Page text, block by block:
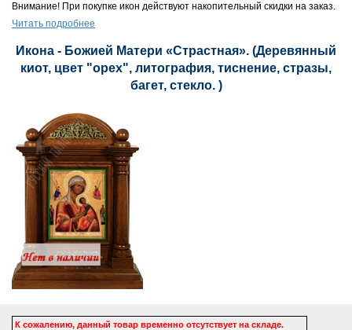
Внимание! При покупке икон действуют накопительный скидки на заказ.
Читать подробнее
Икона - Божией Матери «Страстная». (Деревянный
киот, цвет "орех", литография, тиснение, стразы,
багет, стекло. )
К сожалению, данный товар временно отсутствует на складе.